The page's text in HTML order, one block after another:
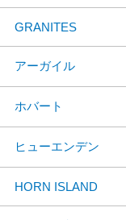
GRANITES
アーガイル
ホバート
ヒューエンデン
HORN ISLAND